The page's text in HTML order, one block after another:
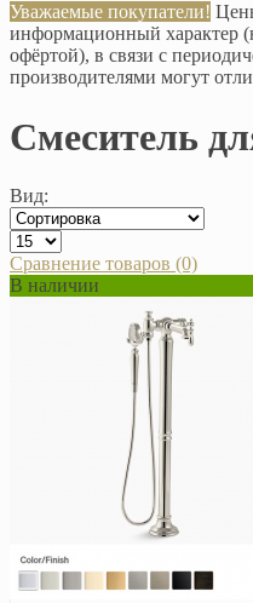
Уважаемые покупатели!
информационный характер
офёртой), в связи с
производителями могут
Смеситель
Вид:
Сравнение товаров (0)
В наличии